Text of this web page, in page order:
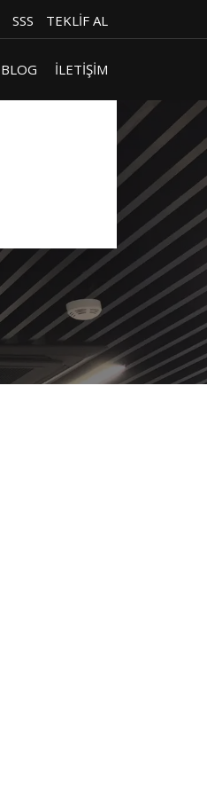
SSS TEKLİF AL
BLOG İLETİŞİM